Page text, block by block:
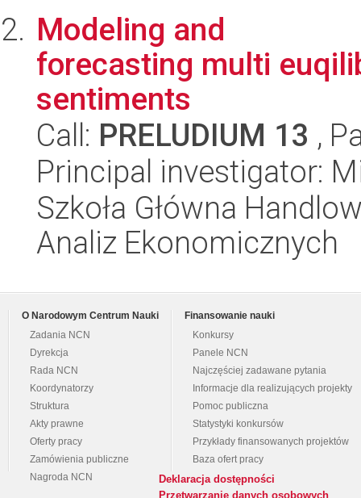
Modeling and
forecasting multi
sentiments
Call: PRELUDIUM 13 ,
Principal investigator:
Szkoła Główna
Analiz Ekonomicznych
O Narodowym Centrum Nauki
Zadania NCN
Dyrekcja
Rada NCN
Koordynatorzy
Struktura
Akty prawne
Oferty pracy
Zamówienia publiczne
Nagroda NCN
Finansowanie nauki
Konkursy
Panele NCN
Najczęściej zadawane pytania
Informacje dla realizujących projekty
Pomoc publiczna
Statystyki konkursów
Przykłady finansowanych projektów
Baza ofert pracy
Deklaracja dostępności
Przetwarzanie danych osobowych